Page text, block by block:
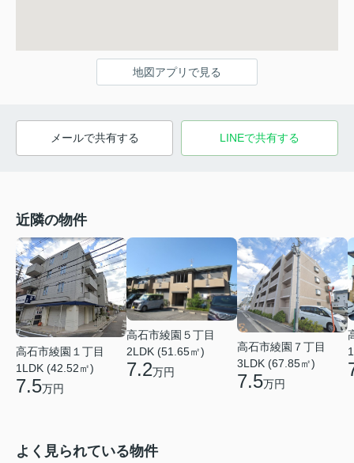
地図アプリで見る
メールで共有する LINEで共有する
近隣の物件
高石市綾園１丁目
1LDK (42.52㎡)
7.5万円
高石市綾園５丁目
2LDK (51.65㎡)
7.2万円
高石市綾園７丁目
3LDK (67.85㎡)
7.5万円
よく見られている物件